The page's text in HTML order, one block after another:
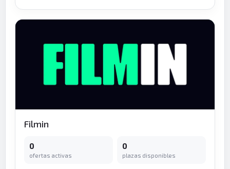
Filmin
0
ofertas activas
0
plazas disponibles